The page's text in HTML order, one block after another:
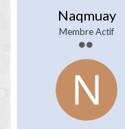
Naqmuay
Membre Actif